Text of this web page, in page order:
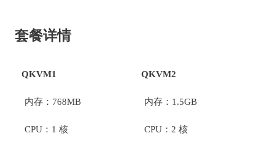
套餐详情
QKVM1
内存：768MB
CPU：1 核
QKVM2
内存：1.5GB
CPU：2 核